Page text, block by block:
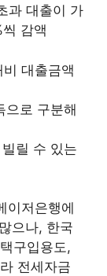
과 대출이 가
감액
대출금액
으로 구분해
릴 수 있는
이저은행에
으나, 한국
구입용도,
전세자금